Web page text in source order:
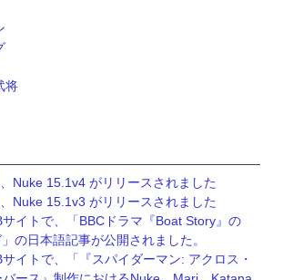
将
Nuke 15.1v4 がリリースされました
Nuke 15.1v3 がリリースされました
イトで、「BBCドラマ『Boat Story』の
の日本語記事が公開されました。
イトで、「『スパイダーマン: アクロス・